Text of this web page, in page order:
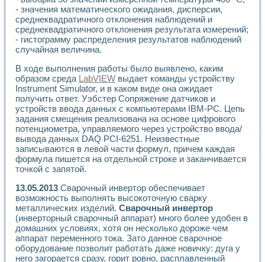
Система блокировок, сигнализации и защиты ускорителя
Система сбора данных и управления процессом
Управление температурой газовой среды специальной
Разработка программного обеспечения с
Использование технологий NATIONAL INSTRUMENTS
Оборудование для промышленной термотрансферной
Автоматизация реометрических исследований на базе
Применение измерителя иммитанса для исследова¬ния
Исследование электромагнитных переходных процессов
Стенд для исследования электрических переходных
Автоматизация контроля сварных швов на базе
Измерительный контроль с применением
Моделирование надежности и эффективности систем
Лабораторные практикумы и учебные стенды
Автоматизация лабораторного стенда по измерению
Виртуальный прибор для исследования нелинейных
Использование виртуальных приборов в процесе
Использование программ ELECTRONICS WORKBENCH-
Лабораторный практикум по дисциплине «Цифровые
Лабораторный практикум по ИНС на основе LabVIEW
Лабораторный практикум по основам теории коммутации
Опыт использования NI LabVIEW для создания
- значения математического ожидания, дисперсии,
среднеквадратичного отклонения наблюдений и
среднеквадратичного отклонения результата измерений;
- гистограмму распределения результатов наблюдений
случайная величина.
В ходе выполнения работы было выявлено, каким
образом среда LabVIEW выдает команды устройству
Instrument Simulator, и в каком виде она ожидает
получить ответ. Уэбстер Сопряжение датчиков и
устройств ввода данных с компьютерами IBM-PC. Цепь
задания смещения реализована на основе цифрового
потенциометра, управляемого через устройство ввода/
вывода данных DAQ PCI-6251. Неизвестные
записываются в левой части формул, причем каждая
формула пишется на отдельной строке и заканчивается
точкой с запятой.
13.05.2013 Сварочный инвертор обеспечивает
возможность выполнять высокоточную сварку
металлических изделий. Сварочный инвертор
(инверторный сварочный аппарат) много более удобен в
домашних условиях, хотя он несколько дороже чем
аппарат переменного тока. Зато данное сварочное
оборудование позволит работать даже новичку: дуга у
него загорается сразу, горит ровно, расплавленный